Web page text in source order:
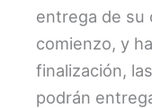
entrega de su
comienzo, y
finalización,
podrán